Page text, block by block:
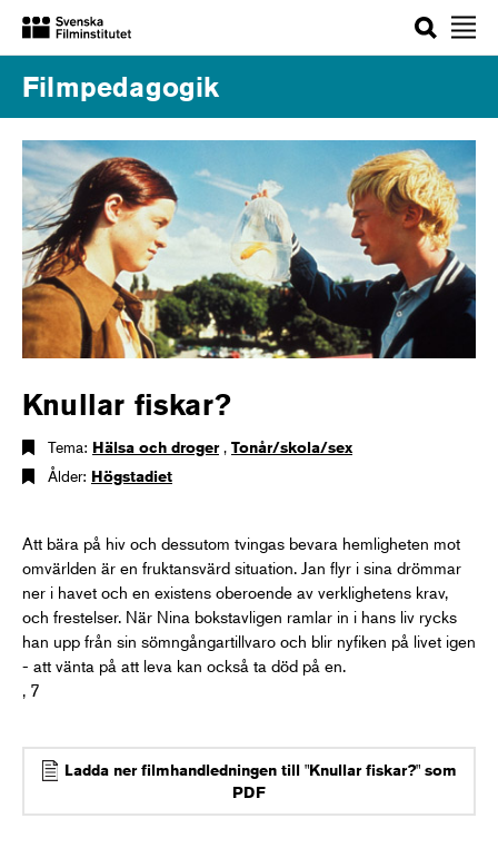
Sök
Filmpedagogik
Knullar fiskar?
Tema: Hälsa och droger, Tonår/skola/sex
Ålder: Högstadiet
Att bära på hiv och dessutom tvingas bevara hemligheten mot
omvärlden är en fruktansvärd situation. Jan flyr i sina drömmar
ner i havet och en existens oberoende av verklighetens krav,
och frestelser. När Nina bokstavligen ramlar in i hans liv rycks
han upp från sin sömngångartillvaro och blir nyfiken på livet igen
- att vänta på att leva kan också ta död på en.
, 7
Ladda ner filmhandledningen till "Knullar fiskar?" som
PDF